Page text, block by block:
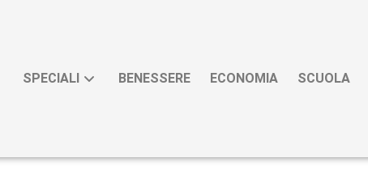
SPECIALI BENESSERE ECONOMIA SCUOLA